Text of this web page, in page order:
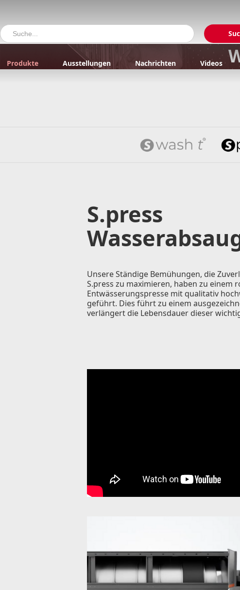
Produkte Ausstellungen Nachrichten Videos
S.press
Unsere Ständige Bemühungen, die
S.press zu maximieren, haben zu einem
Entwässerungspresse mit qualitativ
geführt. Dies führt zu einem
verlängert die Lebensdauer dieser